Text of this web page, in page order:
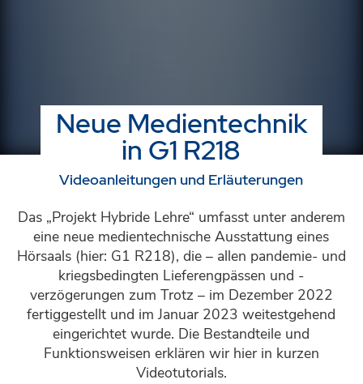
Neue Medientechnik
in G1 R218
Videoanleitungen und Erläuterungen
Das „Projekt Hybride Lehre“ umfasst unter anderem
eine neue medientechnische Ausstattung eines
Hörsaals (hier: G1 R218), die – allen pandemie- und
kriegsbedingten Lieferengpässen und -
verzögerungen zum Trotz – im Dezember 2022
fertiggestellt und im Januar 2023 weitestgehend
eingerichtet wurde. Die Bestandteile und
Funktionsweisen erklären wir hier in kurzen
Videotutorials.